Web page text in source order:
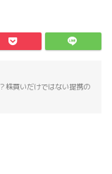
株買いだけではない提携の